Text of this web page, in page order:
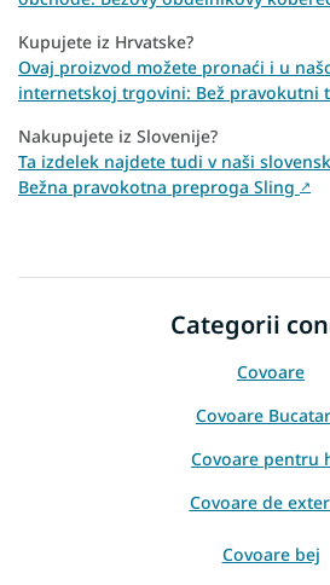
Kupujete iz Hrvatske?
Ovaj proizvod možete pronaći i u
internetskoj trgovini: Bež pravokutni
Nakupujete iz Slovenije?
Ta izdelek najdete tudi v naši
Bežna pravokotna preproga Sling ↗
Categorii
Covoare
Covoare
Covoare pentru
Covoare de
Covoare bej